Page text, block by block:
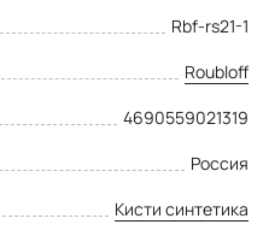
Rbf-rs21-1
Roubloff
4690559021319
Россия
Кисти синтетика